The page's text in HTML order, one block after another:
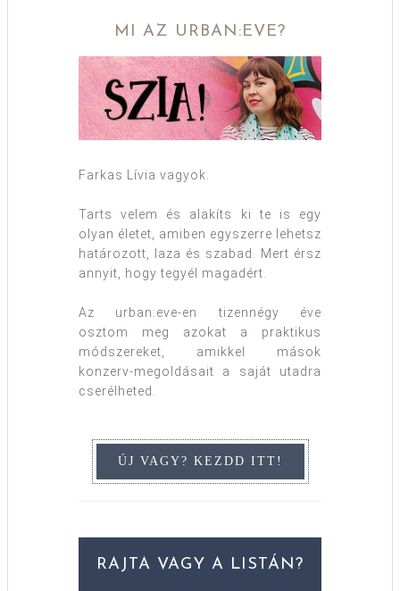
MI AZ URBAN:EVE?
Farkas Lívia vagyok.
Tarts velem és alakíts ki te is egy
olyan életet, amiben egyszerre lehetsz
határozott, laza és szabad. Mert érsz
annyit, hogy tegyél magadért.
Az urban:eve-en tizennégy éve
osztom meg azokat a praktikus
módszereket, amikkel mások
konzerv-megoldásait a saját utadra
cserélheted.
RAJTA VAGY A LISTÁN?